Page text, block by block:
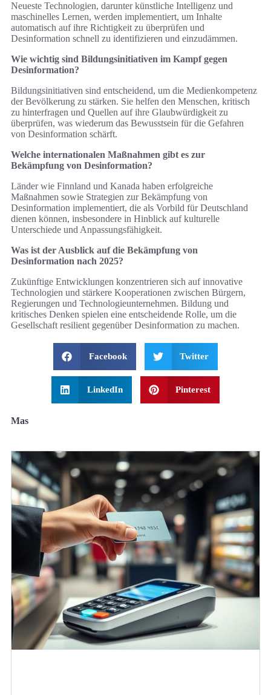
Neueste Technologien, darunter künstliche Intelligenz und
maschinelles Lernen, werden implementiert, um Inhalte
automatisch auf ihre Richtigkeit zu überprüfen und
Desinformation schnell zu identifizieren und einzudämmen.
Wie wichtig sind Bildungsinitiativen im Kampf gegen
Desinformation?
Bildungsinitiativen sind entscheidend, um die Medienkompetenz
der Bevölkerung zu stärken. Sie helfen den Menschen, kritisch
zu hinterfragen und Quellen auf ihre Glaubwürdigkeit zu
überprüfen, was wiederum das Bewusstsein für die Gefahren
von Desinformation schärft.
Welche internationalen Maßnahmen gibt es zur
Bekämpfung von Desinformation?
Länder wie Finnland und Kanada haben erfolgreiche
Maßnahmen sowie Strategien zur Bekämpfung von
Desinformation implementiert, die als Vorbild für Deutschland
dienen können, insbesondere in Hinblick auf kulturelle
Unterschiede und Anpassungsfähigkeit.
Was ist der Ausblick auf die Bekämpfung von
Desinformation nach 2025?
Zukünftige Entwicklungen konzentrieren sich auf innovative
Technologien und stärkere Kooperationen zwischen Bürgern,
Regierungen und Technologieunternehmen. Bildung und
kritisches Denken spielen eine entscheidende Rolle, um die
Gesellschaft resilient gegenüber Desinformation zu machen.
Facebook Twitter
LinkedIn Pinterest
Mas